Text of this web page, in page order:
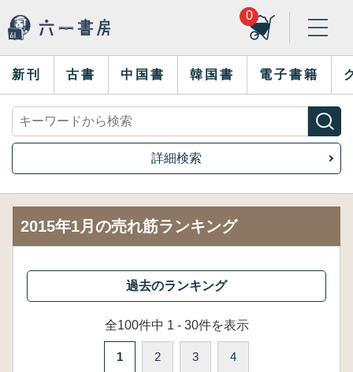
0
新刊 古書 中国書 韓国書 電子書籍
詳細検索
2015年1月の売れ筋ランキング
全100件中 1 - 30件を表示
1 2 3 4